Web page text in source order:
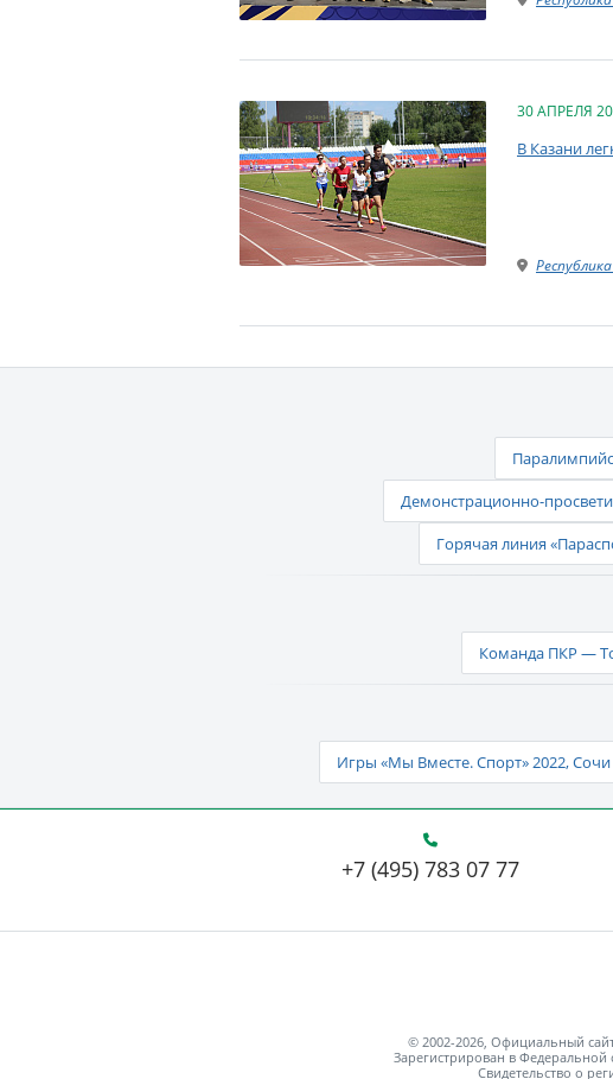
30 АПРЕЛЯ
В Казани
Демонстрационно-
Горячая линия
Команда ПКР —
Игры «Мы Вместе. Спорт» 2022, Сочи
+7 (495) 783 07 77
© 2002-2026, Официальный
Зарегистрирован в
Свидетельство о